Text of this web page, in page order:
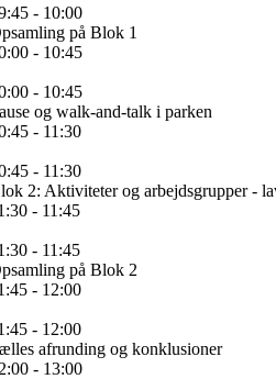
- 10:00
på Blok 1
- 10:45
- 10:45
og walk-and-talk i parken
- 11:30
- 11:30
2: Aktiviteter og arbejdsgrupper -
- 11:45
- 11:45
på Blok 2
- 12:00
- 12:00
afrunding og konklusioner
- 13:00